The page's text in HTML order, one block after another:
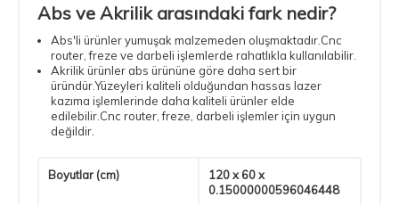
Abs ve Akrilik arasındaki fark nedir?
Abs'li ürünler yumuşak malzemeden oluşmaktadır.Cnc
router, freze ve darbeli işlemlerde rahatlıkla kullanılabilir.
Akrilik ürünler abs ürününe göre daha sert bir
üründür.Yüzeyleri kaliteli olduğundan hassas lazer
kazıma işlemlerinde daha kaliteli ürünler elde
edilebilir.Cnc router, freze, darbeli işlemler için uygun
değildir.
Boyutlar (cm)
120 x 60 x
0.15000000596046448